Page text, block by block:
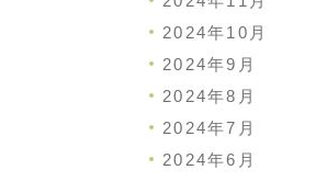
2024年10月
2024年9月
2024年8月
2024年7月
2024年6月